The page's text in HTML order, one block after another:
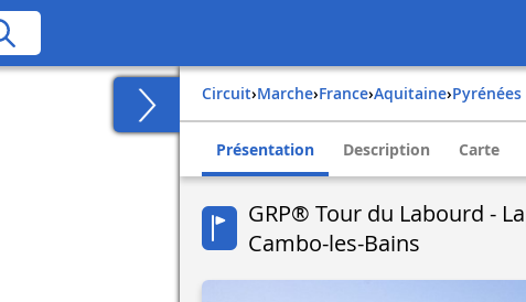
Circuit› Marche› france› aquitaine›
Présentation Description Carte
GRP® Tour du Labourd -
Cambo-les-Bains